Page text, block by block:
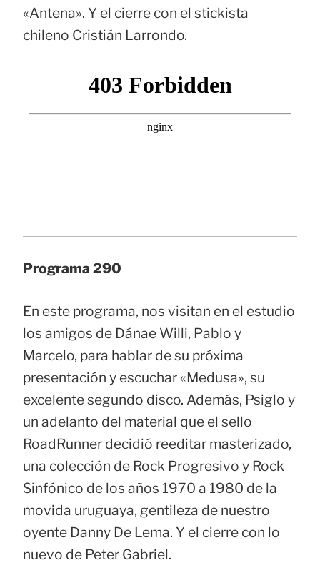
«Antena». Y el cierre con el stickista
chileno Cristián Larrondo.
Programa 290
En este programa, nos visitan en el estudio
los amigos de Dánae Willi, Pablo y
Marcelo, para hablar de su próxima
presentación y escuchar «Medusa», su
excelente segundo disco. Además, Psiglo y
un adelanto del material que el sello
RoadRunner decidió reeditar masterizado,
una colección de Rock Progresivo y Rock
Sinfónico de los años 1970 a 1980 de la
movida uruguaya, gentileza de nuestro
oyente Danny De Lema. Y el cierre con lo
nuevo de Peter Gabriel.